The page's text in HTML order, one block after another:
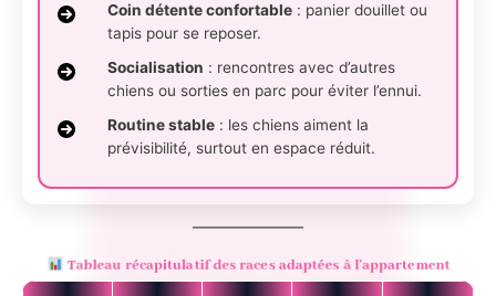
Coin détente confortable : panier douillet ou
tapis pour se reposer.
Socialisation : rencontres avec d’autres
chiens ou sorties en parc pour éviter l’ennui.
Routine stable : les chiens aiment la
prévisibilité, surtout en espace réduit.
Tableau récapitulatif des races adaptées à l’appartement